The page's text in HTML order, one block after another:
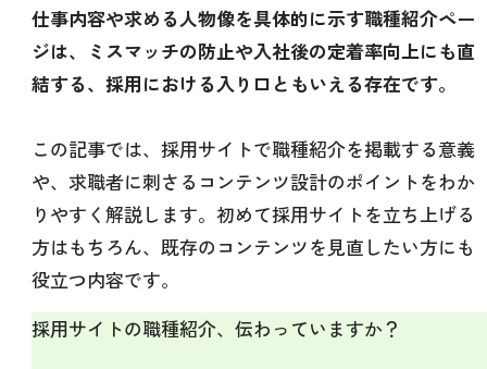
仕事内容や求める人物像を具体的に示す職種紹介ペー
ジは、ミスマッチの防止や入社後の定着率向上にも直
結する、採用における入り口ともいえる存在です。
この記事では、採用サイトで職種紹介を掲載する意義
や、求職者に刺さるコンテンツ設計のポイントをわか
りやすく解説します。初めて採用サイトを立ち上げる
方はもちろん、既存のコンテンツを見直したい方にも
役立つ内容です。
採用サイトの職種紹介、伝わっていますか？